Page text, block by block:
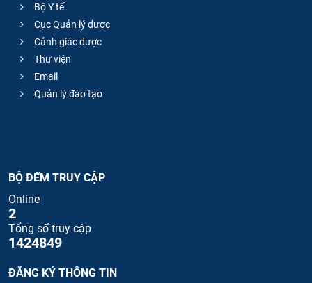
Bộ Y tế
Cục Quản lý dược
Cảnh giác dược
Thư viện
Email
Quản lý đào tạo
BỘ ĐẾM TRUY CẬP
Online
2
Tổng số truy cập
1424849
ĐĂNG KÝ THÔNG TIN